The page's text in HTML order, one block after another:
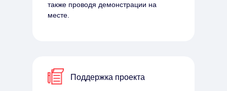
Поддержка проекта
также проводя демонстрации на
месте.